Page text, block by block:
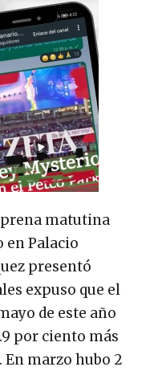
matutina
en Palacio
presentó
expuso que el
de este año
por ciento más
En marzo hubo 2